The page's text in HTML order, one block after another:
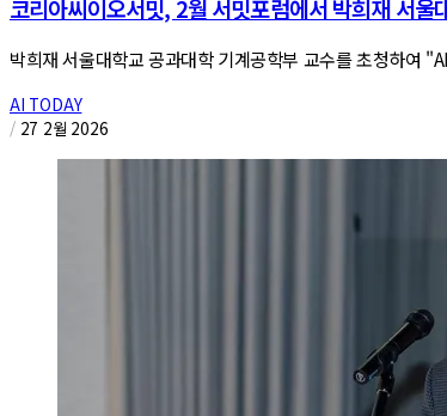
코리아씨이오서밋, 2월 서밋포럼에서 박희재 서
박희재 서울대학교 공과대학 기계공학부 교수를 초청하여
AI TODAY
/ 27 2월 2026